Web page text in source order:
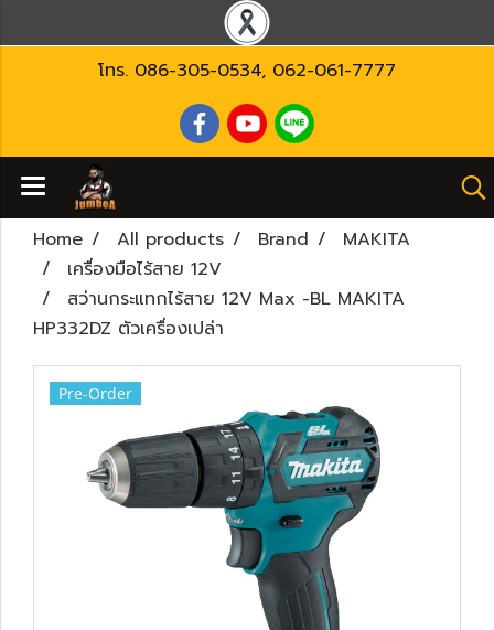
โทร. 086-305-0534, 062-061-7777
Home All products Brand
MAKITA
เครื่องมือไร้สาย 12V
สว่านกระแทกไร้สาย 12V Max -BL MAKITA
HP332DZ ตัวเครื่องเปล่า
Pre-Order